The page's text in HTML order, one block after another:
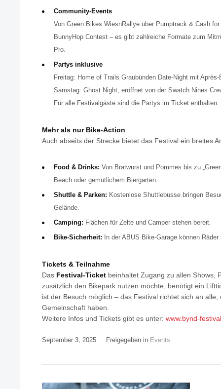
Community-Events
Von Green Bikes WiesnRallye über Pumptrack & Cash
BunnyHop Contest – es gibt zahlreiche Formate zum
Pro.
Partys inklusive
Freitag: Home of Trails Graubünden Date-Night mit Après-
Samstag: Ghost Night, eröffnet von der Swatch Nines
Für alle Festivalgäste sind die Partys im Ticket enthalten.
Mehr als nur Bike-Action
Auch abseits der Strecke bietet das Festival ein breites
Food & Drinks: Von Bratwurst und Pommes bis zu
Beach oder gemütlichem Biergarten.
Shuttle & Parken: Kostenlose Shuttlebusse bringen
Gelände.
Camping: Flächen für Zelte und Camper stehen bereit.
Bike-Sicherheit: In der ABUS Bike-Garage können
Tickets & Teilnahme
Das Festival-Ticket beinhaltet Zugang zu allen Shows,
zusätzlich den Bikepark nutzen möchte, benötigt ein
ist der Besuch möglich – das Festival richtet sich an
Gemeinschaft haben.
Weitere Infos und Tickets gibt es unter: www.bynd-
September 3, 2025 Freigegeben in Events